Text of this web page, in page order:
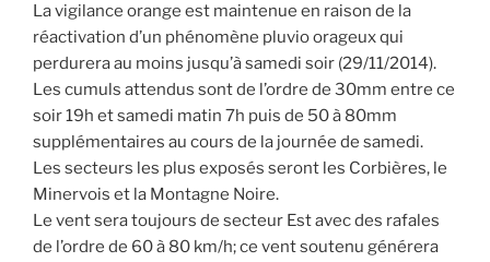
La vigilance orange est maintenue en raison de la
réactivation d’un phénomène pluvio orageux qui
perdurera au moins jusqu’à samedi soir (29/11/2014).
Les cumuls attendus sont de l’ordre de 30mm entre ce
soir 19h et samedi matin 7h puis de 50 à 80mm
supplémentaires au cours de la journée de samedi.
Les secteurs les plus exposés seront les Corbières, le
Minervois et la Montagne Noire.
Le vent sera toujours de secteur Est avec des rafales
de l’ordre de 60 à 80 km/h; ce vent soutenu générera